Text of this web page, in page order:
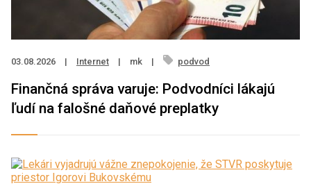
03.08.2026 | Internet | mk | podvod
Finančná správa varuje: Podvodníci lákajú
ľudí na falošné daňové preplatky